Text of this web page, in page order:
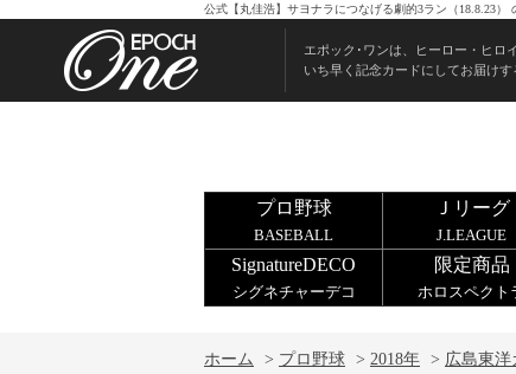
公式【丸佳浩】サヨナラにつなげる劇的3ラン（18.8.23）
エポック･ワンは、ヒーロー・ヒロ
いち早く記念カードにしてお届け
プロ野球
BASEBALL
Ｊリーグ
J.LEAGUE
SignatureDECO
シグネチャーデコ
限定商品
ホロスペクト
ホーム > プロ野球 > 2018年 > 広島東洋